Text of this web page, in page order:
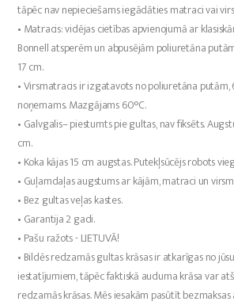
tāpēc nav nepieciešams iegādāties matraci vai
• Matracis: vidējas cietības apvienojumā ar
Bonnell atsperēm un abpusējām poliuretāna
17 cm.
• Virsmatracis ir izgatavots no poliuretāna putām,
noņemams. Mazgājams 60°C.
• Galvgalis– piestumts pie gultas, nav fiksēts.
cm.
• Koka kājas 15 cm augstas. Putekļsūcējs robots
• Guļamdaļas augstums ar kājām, matraci un
• Bez gultas veļas kastes.
• Garantija 2 gadi.
• Pašu ražots - LIETUVĀ!
• Bildēs redzamās gultas krāsas ir atkarīgas no
iestatījumiem, tāpēc faktiskā auduma krāsa var
redzamās krāsas. Mēs iesakām pasūtīt